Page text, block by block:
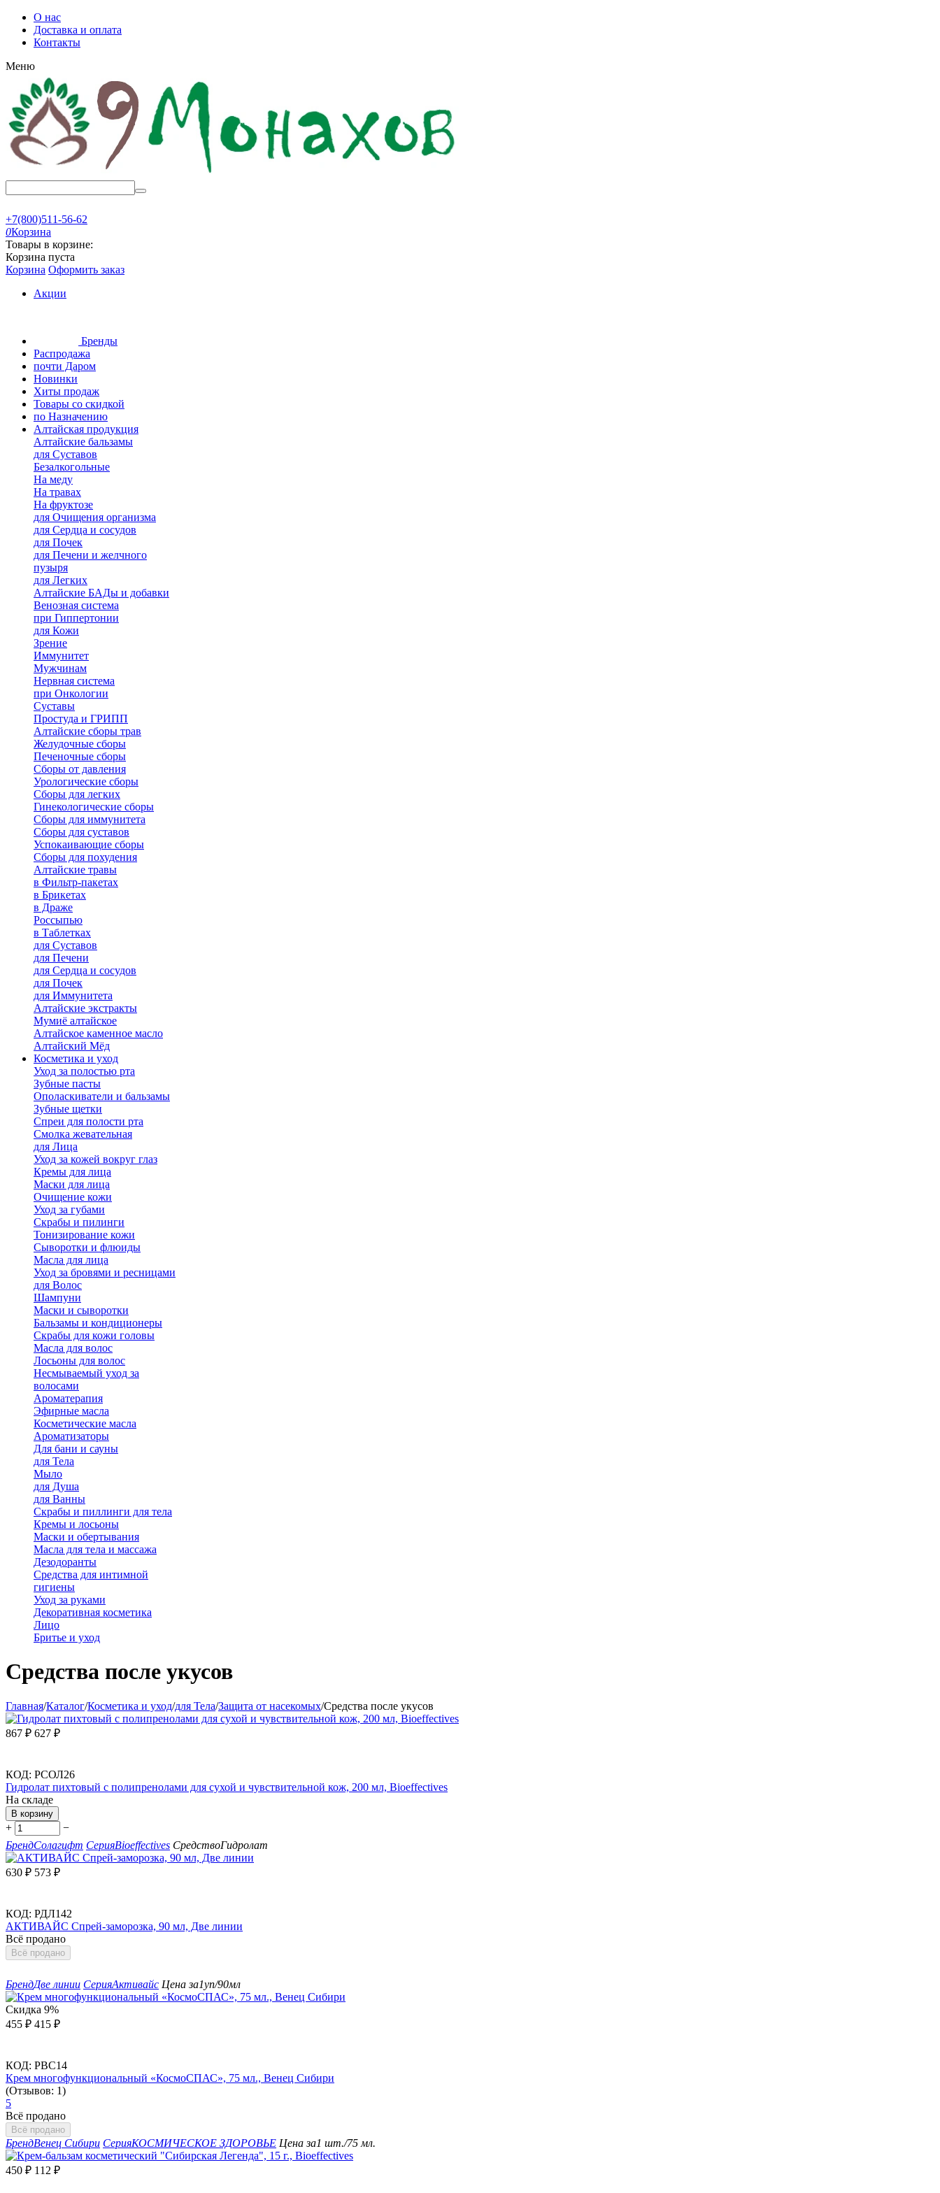
О нас
Доставка и оплата
Контакты
Меню
+7(800)511-56-62
0Корзина
Товары в корзине:
Корзина пуста
Корзина Оформить заказ
Акции
Бренды
Распродажа
почти Даром
Новинки
Хиты продаж
Товары со скидкой
по Назначению
Алтайская продукция
Алтайские бальзамы
для Суставов
Безалкогольные
На меду
На травах
На фруктозе
для Очищения организма
для Сердца и сосудов
для Почек
для Печени и желчного
пузыря
для Легких
Алтайские БАДы и добавки
Венозная система
при Гиппертонии
для Кожи
Зрение
Иммунитет
Мужчинам
Нервная система
при Онкологии
Суставы
Простуда и ГРИПП
Алтайские сборы трав
Желудочные сборы
Печеночные сборы
Сборы от давления
Урологические сборы
Сборы для легких
Гинекологические сборы
Сборы для иммунитета
Сборы для суставов
Успокаивающие сборы
Сборы для похудения
Алтайские травы
в Фильтр-пакетах
в Брикетах
в Драже
Россыпью
в Таблетках
для Cуставов
для Печени
для Сердца и сосудов
для Почек
для Иммунитета
Алтайские экстракты
Мумиё алтайское
Алтайское каменное масло
Алтайский Мёд
Косметика и уход
Уход за полостью рта
Зубные пасты
Ополаскиватели и бальзамы
Зубные щетки
Спреи для полости рта
Смолка жевательная
для Лица
Уход за кожей вокруг глаз
Кремы для лица
Маски для лица
Очищение кожи
Уход за губами
Скрабы и пилинги
Тонизирование кожи
Сыворотки и флюиды
Масла для лица
Уход за бровями и ресницами
для Волос
Шампуни
Маски и сыворотки
Бальзамы и кондиционеры
Скрабы для кожи головы
Масла для волос
Лосьоны для волос
Несмываемый уход за
волосами
Ароматерапия
Эфирные масла
Косметические масла
Ароматизаторы
Для бани и сауны
для Тела
Мыло
для Душа
для Ванны
Скрабы и пиллинги для тела
Кремы и лосьоны
Маски и обертывания
Масла для тела и массажа
Дезодоранты
Средства для интимной
гигиены
Уход за руками
Декоративная косметика
Лицо
Бритье и уход
Средства после укусов
Главная/Каталог/Косметика и уход/для Тела/Защита от насекомых/Средства после укусов
867 ₽ 627 ₽
КОД: РСОЛ26
Гидролат пихтовый с полипренолами для сухой и чувствительной кож, 200 мл, Bioeffectives
На складе
В корзину
+
−
БрендСолагифт СерияBioeffectives СредствоГидролат
630 ₽ 573 ₽
КОД: РДЛ142
АКТИВАЙС Спрей-заморозка, 90 мл, Две линии
Всё продано
Всё продано
БрендДве линии СерияАктивайс Цена за1уп/90мл
Скидка 9%
455 ₽ 415 ₽
КОД: РВС14
Крем многофункциональный «КосмоСПАС», 75 мл., Венец Сибири
(Отзывов: 1)
5
Всё продано
Всё продано
БрендВенец Сибири СерияКОСМИЧЕСКОЕ ЗДОРОВЬЕ Цена за1 шт./75 мл.
450 ₽ 112 ₽